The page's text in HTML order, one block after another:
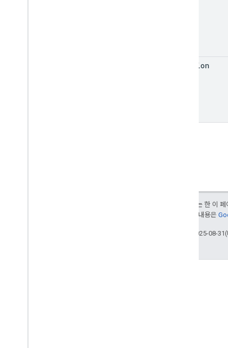
duration
달리 명시되지 않는 한 이
여됩니다. 자세한 내용은
최종 업데이트: 2025-08-